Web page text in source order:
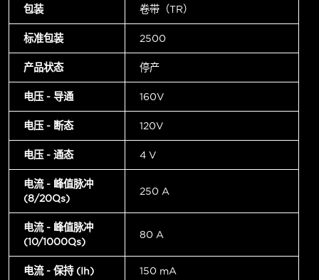
包装 卷带（TR）
标准包装 2500
产品状态 停产
电压 - 导通 160V
电压 - 断态 120V
电压 - 通态 4 V
电流 - 峰值脉冲
(8/20µs)
250 A
电流 - 峰值脉冲
(10/1000µs)
80 A
电流 - 保持 (Ih) 150 mA